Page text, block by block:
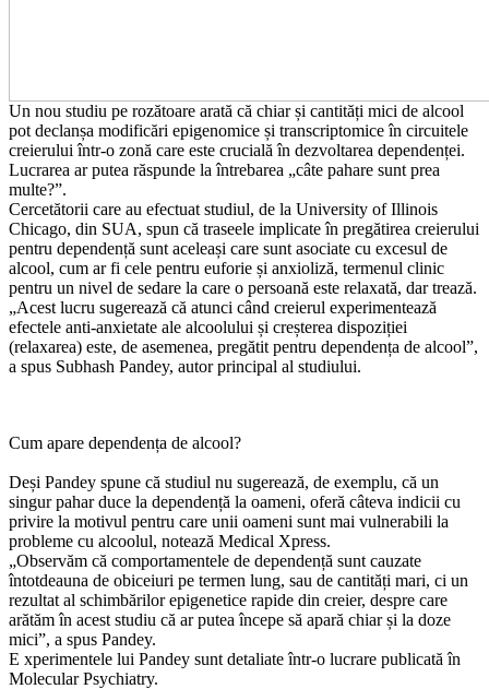
Un nou studiu pe rozătoare arată că chiar și cantități mici de alcool
pot declanșa modificări epigenomice și transcriptomice în circuitele
creierului într-o zonă care este crucială în dezvoltarea dependenței.
Lucrarea ar putea răspunde la întrebarea „câte pahare sunt prea
multe?”.
Cercetătorii care au efectuat studiul, de la University of Illinois
Chicago, din SUA, spun că traseele implicate în pregătirea creierului
pentru dependență sunt aceleași care sunt asociate cu excesul de
alcool, cum ar fi cele pentru euforie și anxioliză, termenul clinic
pentru un nivel de sedare la care o persoană este relaxată, dar trează.
„Acest lucru sugerează că atunci când creierul experimentează
efectele anti-anxietate ale alcoolului și creșterea dispoziției
(relaxarea) este, de asemenea, pregătit pentru dependența de alcool”,
a spus Subhash Pandey, autor principal al studiului.
Cum apare dependența de alcool?
Deși Pandey spune că studiul nu sugerează, de exemplu, că un
singur pahar duce la dependență la oameni, oferă câteva indicii cu
privire la motivul pentru care unii oameni sunt mai vulnerabili la
probleme cu alcoolul, notează Medical Xpress.
„Observăm că comportamentele de dependență sunt cauzate
întotdeauna de obiceiuri pe termen lung, sau de cantități mari, ci un
rezultat al schimbărilor epigenetice rapide din creier, despre care
arătăm în acest studiu că ar putea începe să apară chiar și la doze
mici”, a spus Pandey.
E xperimentele lui Pandey sunt detaliate într-o lucrare publicată în
Molecular Psychiatry.